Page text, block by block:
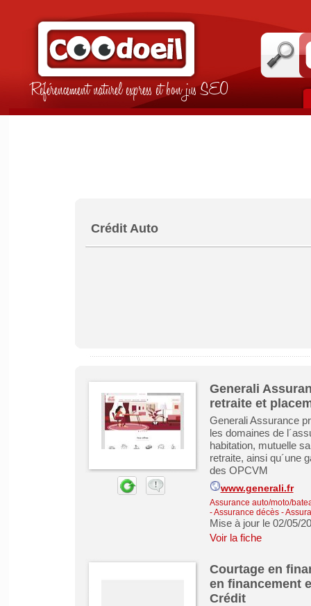
Référencement naturel express et bon jus SEO
Crédit Auto
Generali
retraite et
Generali Assurance
les domaines de
habitation, mutuelle
retraite, ainsi qu´une
des OPCVM
www.generali.fr
Assurance auto/moto/
- Assurance décès-
Mise à jour le 02/05/
Voir la fiche
Courtage en
en financement
Crédit